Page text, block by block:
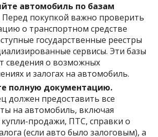
автомобиль по базам
Перед покупкой важно проверить
о транспортном средстве
государственные реестры
сервисы. Эти базы
сведения о возможных
и залогах на автомобиль.
полную документацию.
должен предоставить все
на автомобиль, включая
продажи, ПТС, справки о
(если авто было залоговым), а